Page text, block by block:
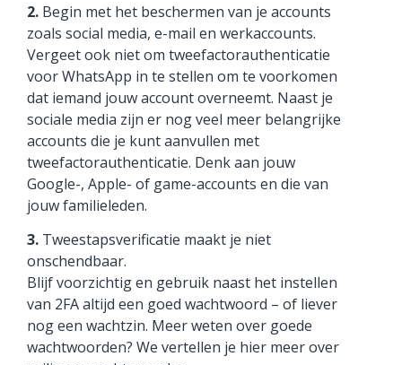
2. Begin met het beschermen van je accounts
zoals social media, e-mail en werkaccounts.
Vergeet ook niet om tweefactorauthenticatie
voor WhatsApp in te stellen om te voorkomen
dat iemand jouw account overneemt. Naast je
sociale media zijn er nog veel meer belangrijke
accounts die je kunt aanvullen met
tweefactorauthenticatie. Denk aan jouw
Google-, Apple- of game-accounts en die van
jouw familieleden.
3. Tweestapsverificatie maakt je niet
onschendbaar.
Blijf voorzichtig en gebruik naast het instellen
van 2FA altijd een goed wachtwoord – of liever
nog een wachtzin. Meer weten over goede
wachtwoorden? We vertellen je hier meer over